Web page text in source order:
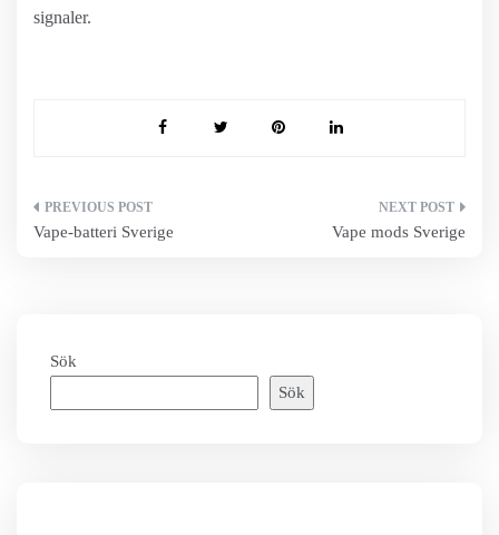
signaler.
Inläggsnavigering
Vape-batteri Sverige Vape mods Sverige
Sök
Sök